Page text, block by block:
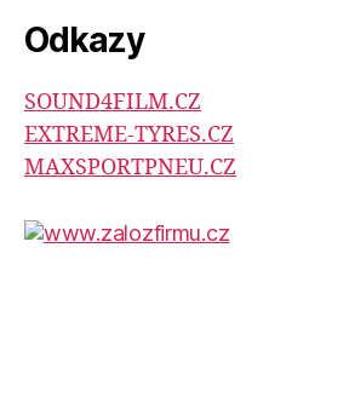
Odkazy
SOUND4FILM.CZ
EXTREME-TYRES.CZ
MAXSPORTPNEU.CZ